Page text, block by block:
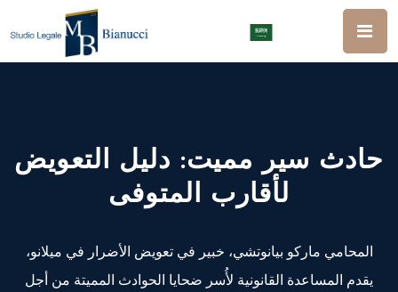
حادث سير مميت: دليل التعويض
لأقارب المتوفى
المحامي ماركو بيانوتشي، خبير في تعويض الأضرار في ميلانو،
يقدم المساعدة القانونية لأُسر ضحايا الحوادث المميتة من أجل